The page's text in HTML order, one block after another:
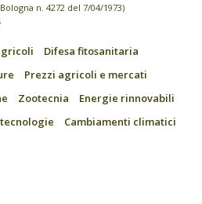
n. 4272 del 7/04/1973)
Difesa fitosanitaria
Prezzi agricoli e mercati
Zootecnia
Energie rinnovabili
Cambiamenti climatici